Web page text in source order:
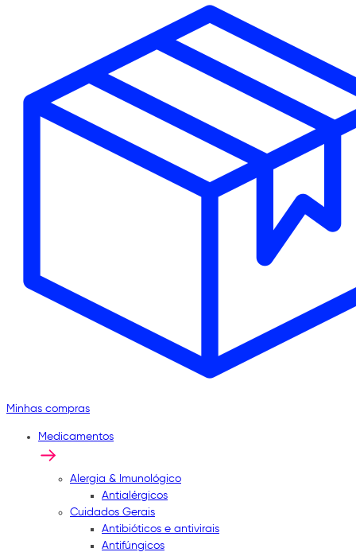
Minhas compras
Medicamentos
Alergia & Imunológico
Antialérgicos
Cuidados Gerais
Antibióticos e antivirais
Antifúngicos